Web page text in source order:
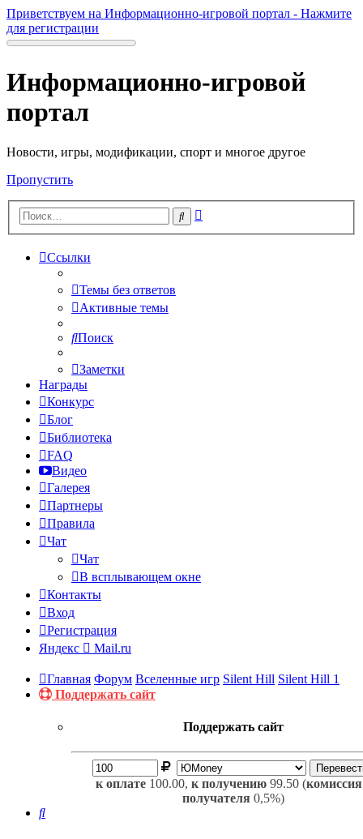
Приветствуем на Информационно-игровой портал - Нажмите
для регистрации
Информационно-игровой
портал
Новости, игры, модификации, спорт и многое другое
Пропустить
Поиск
Ссылки
Темы без ответов
Активные темы
Поиск
Заметки
Награды
Конкурс
Блог
Библиотека
FAQ
Видео
Галерея
Партнеры
Правила
Чат
Чат
В всплывающем окне
Контакты
Вход
Регистрация
Яндекс
Mail.ru
Главная Форум Вселенные игр Silent Hill Silent Hill 1
Поддержать сайт
Поддержать сайт
к оплате 100.00, к получению 99.50 (
получателя 0,5%)
Поиск